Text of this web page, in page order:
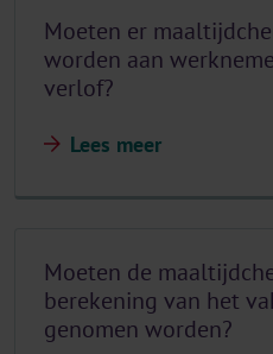
Moeten er
worden aan
verlof?
Lees meer
Moeten de
berekening van het
genomen worden?